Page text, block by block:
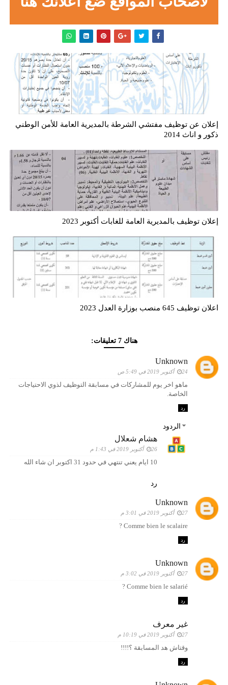
إعلان عن توظيف مفتشي الشرطة بالمديرية العامة للأمن الوطني
ذكور و اناث 2014
إعلان توظيف بالمديرية العامة للغابات أكتوبر 2023
اعلان توظيف 645 منصب بوزارة العدل 2023
هناك 7 تعليقات:
Unknown
24 أكتوبر 2019 في 5:49 ص
ماهو اخر يوم للمشاركات في مسابقة التوظيف لذوي الاحتياجات
الخاصة.
رد
الردود
هشام شعلال
26 أكتوبر 2019 في 1:43 م
10 ايام يعني تنتهي في حدود 31 اكتوبر ان شاء الله
رد
Unknown
27 أكتوبر 2019 في 3:01 م
Comme bien le scalaire ?
رد
Unknown
27 أكتوبر 2019 في 3:02 م
Comme bien le salarié ?
رد
غير معرف
27 أكتوبر 2019 في 10:19 م
وقتاش هد المسابقة ؟!!!!
رد